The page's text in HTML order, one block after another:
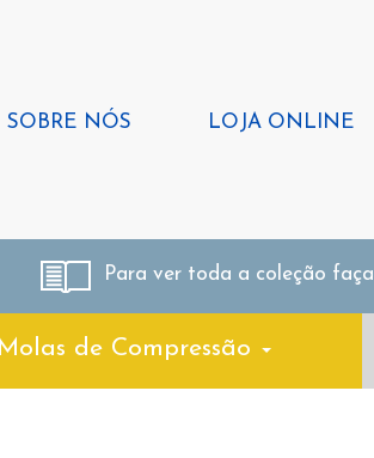
SOBRE NÓS LOJA ONLINE
Para ver toda a coleção faça
Molas de Compressão